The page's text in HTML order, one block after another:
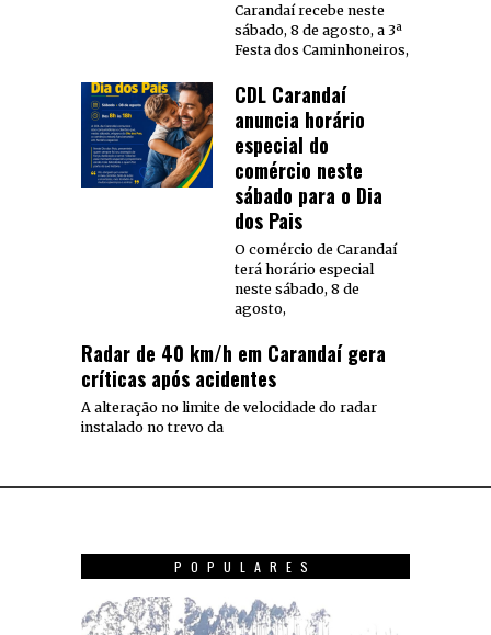
Carandaí recebe neste
sábado, 8 de agosto, a 3ª
Festa dos Caminhoneiros,
CDL Carandaí
anuncia horário
especial do
comércio neste
sábado para o Dia
dos Pais
O comércio de Carandaí
terá horário especial
neste sábado, 8 de
agosto,
Radar de 40 km/h em Carandaí gera
críticas após acidentes
A alteração no limite de velocidade do radar
instalado no trevo da
POPULARES